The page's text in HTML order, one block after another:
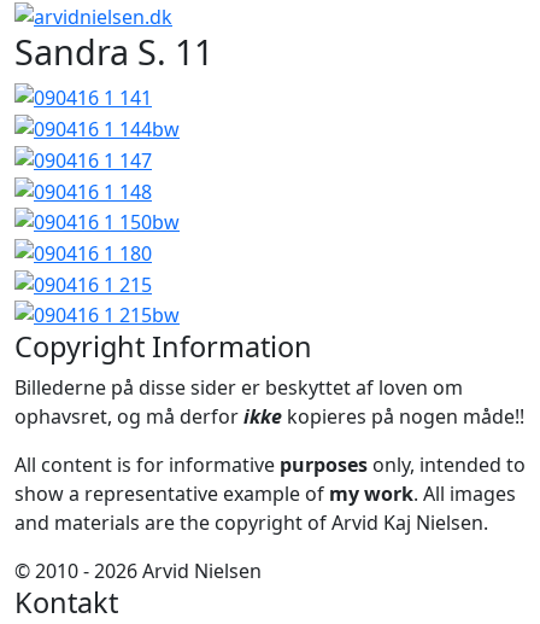
Sandra S. 11
Copyright Information
Billederne på disse sider er beskyttet af loven om
ophavsret, og må derforikke kopieres på nogen måde!!
All content is for informative purposes only, intended to
show a representative example of my work. All images
and materials are the copyright of Arvid Kaj Nielsen.
© 2010 - 2026 Arvid Nielsen
Kontakt